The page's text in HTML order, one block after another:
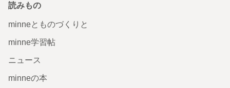
読みもの
minneとものづくりと
minne学習帖
ニュース
minneの本